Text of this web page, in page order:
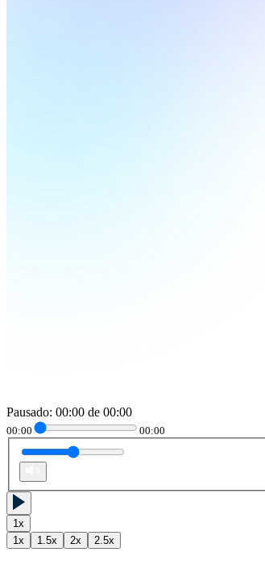
Pausado: 00:00 de 00:00
00:00 00:00
1x
1x 1.5x 2x 2.5x